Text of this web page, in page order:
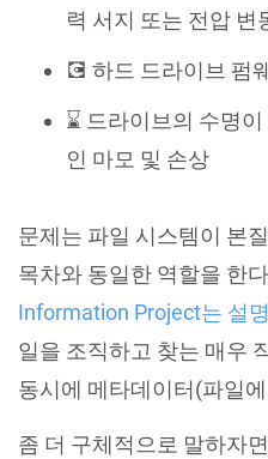
력 서지 또는 전압 변
💽 하드 드라이브 펌
⌛️ 드라이브의 수명
인 마모 및 손상
문제는 파일 시스템이 본
목차와 동일한 역할을 한
Information Project는 설
일을 조직하고 찾는 매우
동시에 메타데이터(파일
좀 더 구체적으로 말하자